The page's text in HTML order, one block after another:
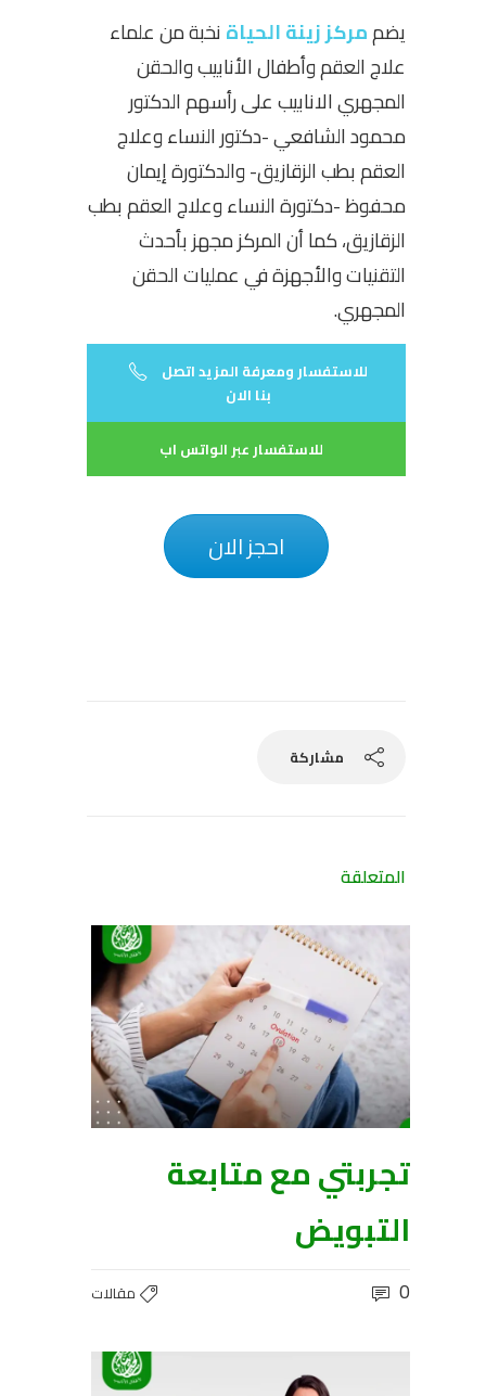
يضممركز زينة الحياة نخبة من علماء
علاج العقم وأطفال الأنابيب والحقن
المجهري الانابيب على رأسهم الدكتور
محمود الشافعي -دكتور النساء وعلاج
العقم بطب الزقازيق- والدكتورة إيمان
محفوظ -دكتورة النساء وعلاج العقم بطب
الزقازيق، كما أن المركز مجهز بأحدث
التقنيات والأجهزة في عمليات الحقن
المجهري.
للاستفسار ومعرفة المزيد اتصل
بنا الان
للاستفسار عبر الواتس اب
احجز الان
مشاركة
المتعلقة
تجربتي مع متابعة
التبويض
مقالات 0